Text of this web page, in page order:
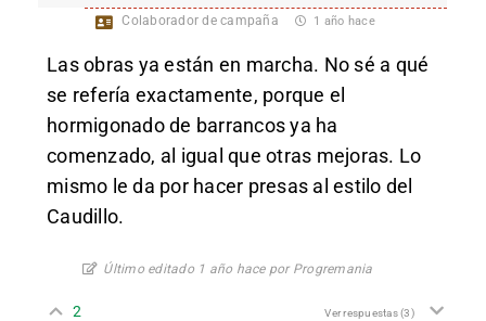
Colaborador de campaña 1 año hace
Las obras ya están en marcha. No sé a qué
se refería exactamente, porque el
hormigonado de barrancos ya ha
comenzado, al igual que otras mejoras. Lo
mismo le da por hacer presas al estilo del
Caudillo.
Último editado 1 año hace por Progremania
2 Ver respuestas(3)